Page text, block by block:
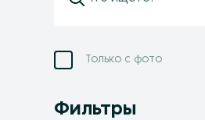
Только с фото
Фильтры